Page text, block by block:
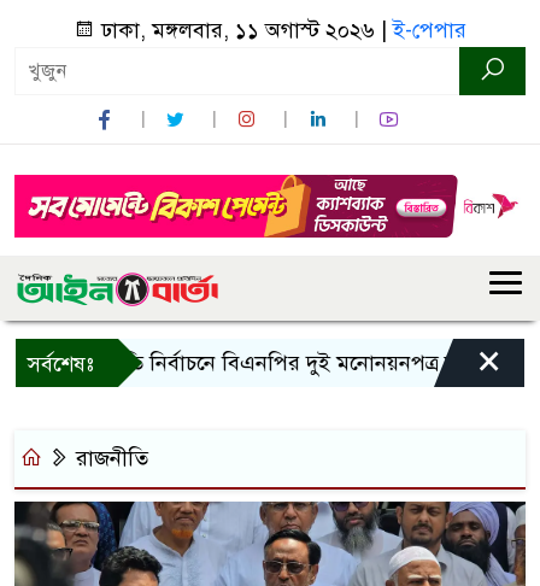
ঢাকা, মঙ্গলবার, ১১ অগাস্ট ২০২৬ |ই-পেপার
সর্বশেষঃ
রাষ্ট্রপতি নির্বাচনে বিএনপির দুই মনোনয়নপত্র সংগ্রহ ×
রাজনীতি